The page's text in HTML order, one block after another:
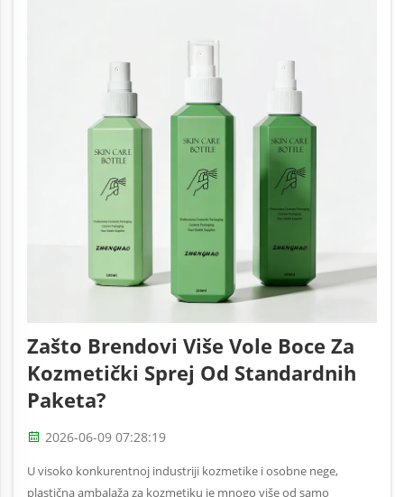
Zašto Brendovi Više Vole Boce Za
Kozmetički Sprej Od Standardnih
Paketa?
2026-06-09 07:28:19
U visoko konkurentnoj industriji kozmetike i osobne nege,
plastična ambalaža za kozmetiku je mnogo više od samo